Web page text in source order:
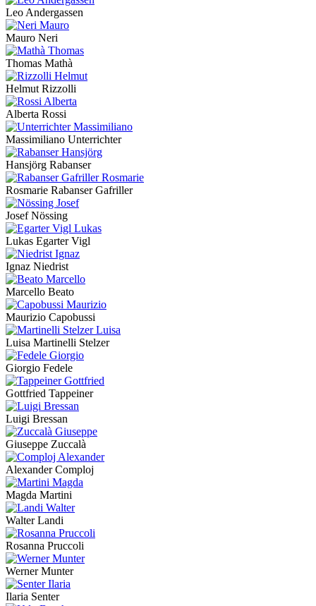
Leo Andergassen
Mauro Neri
Thomas Mathà
Helmut Rizzolli
Alberta Rossi
Massimiliano Unterrichter
Hansjörg Rabanser
Rosmarie Rabanser Gafriller
Josef Nössing
Lukas Egarter Vigl
Ignaz Niedrist
Marcello Beato
Maurizio Capobussi
Luisa Martinelli Stelzer
Giorgio Fedele
Gottfried Tappeiner
Luigi Bressan
Giuseppe Zuccalà
Alexander Comploj
Magda Martini
Walter Landi
Rosanna Pruccoli
Werner Munter
Ilaria Senter